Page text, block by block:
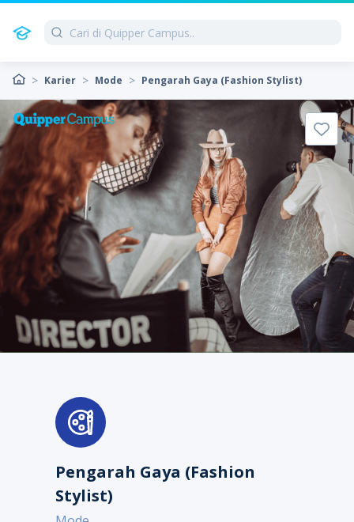
Karier Mode Pengarah Gaya (Fashion Stylist)
Pengarah Gaya (Fashion
Stylist)